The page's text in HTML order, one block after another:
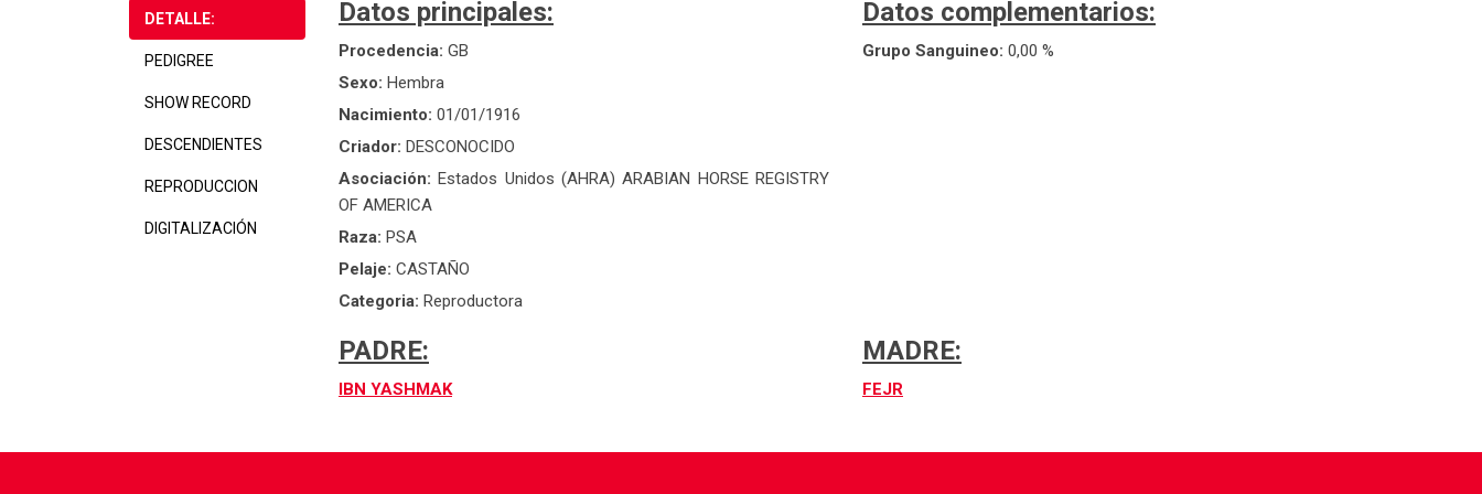
DETALLE:
PEDIGREE
SHOW RECORD
DESCENDIENTES
REPRODUCCION
DIGITALIZACIÓN
Datos principales:
Procedencia: GB
Sexo: Hembra
Nacimiento: 01/01/1916
Criador: DESCONOCIDO
Asociación:Estados Unidos (AHRA) ARABIAN HORSE REGISTRY
OF AMERICA
Raza: PSA
Pelaje: CASTAÑO
Categoria: Reproductora
Datos complementarios:
Grupo Sanguineo: 0,00 %
PADRE:
IBN YASHMAK
MADRE:
FEJR